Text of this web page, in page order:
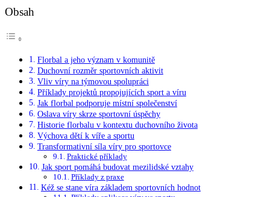
Obsah
Florbal a jeho význam v komunitě
Duchovní rozměr sportovních aktivit
Vliv víry na týmovou spolupráci
Příklady projektů propojujících sport a víru
Jak florbal podporuje místní společenství
Oslava víry skrze sportovní úspěchy
Historie florbalu v kontextu duchovního života
Výchova dětí k víře a sportu
Transformativní síla víry pro sportovce
Praktické příklady
Jak sport pomáhá budovat mezilidské vztahy
Příklady z praxe
Kéž se stane víra základem sportovních hodnot